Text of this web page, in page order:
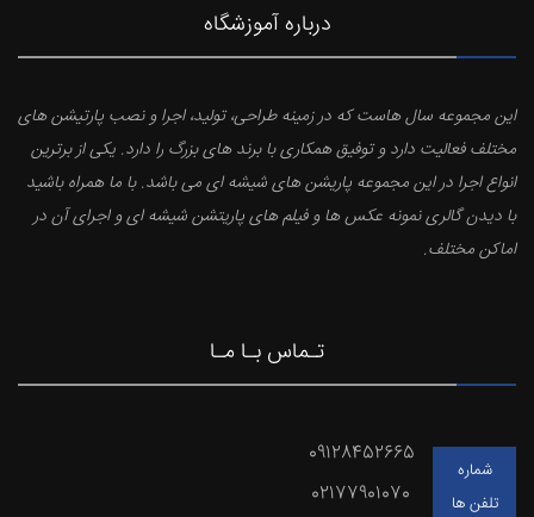
درباره آموزشگاه
این مجموعه سال هاست که در زمینه طراحی، تولید، اجرا و نصب پارتیشن های
مختلف فعالیت دارد و توفیق همکاری با برند های بزرگ را دارد. یکی از برترین
انواع اجرا در این مجموعه پاریشن های شیشه ای می باشد. با ما همراه باشید
با دیدن گالری نمونه عکس ها و فیلم های پاریتشن شیشه ای و اجرای آن در
اماکن مختلف.
تـماس بـا مـا
شماره
تلفن ها
09128452665